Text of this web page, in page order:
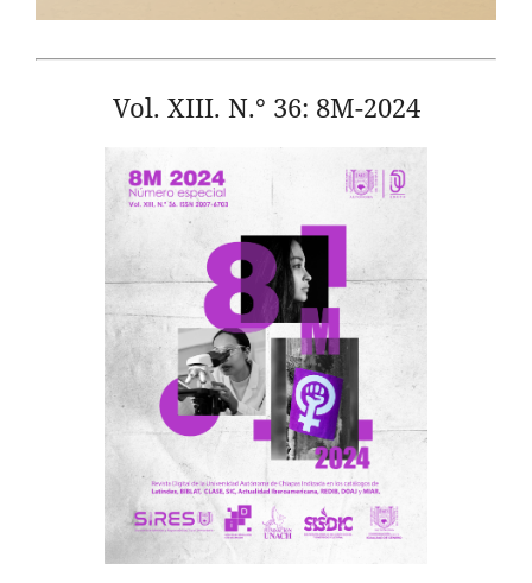
Vol. XIII. N.° 36: 8M-2024